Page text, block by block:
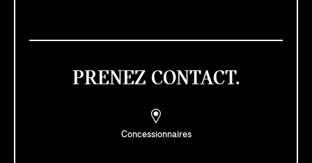
PRENEZ CONTACT.
Concessionnaires